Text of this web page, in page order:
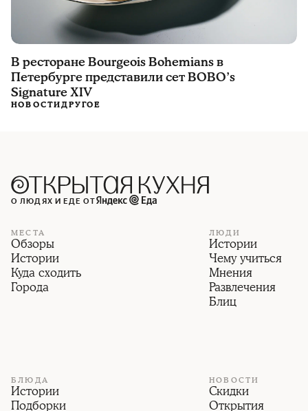
В ресторане Bourgeois Bohemians в
Петербурге представили сет BOBO’s
Signature XIV
НОВОСТИДРУГОЕ
О ЛЮДЯХ И ЕДЕ ОТ
МЕСТА
Обзоры
Истории
Куда сходить
Города
ЛЮДИ
Истории
Чему учиться
Мнения
Развлечения
Блиц
БЛЮДА
Истории
Подборки
НОВОСТИ
Скидки
Открытия